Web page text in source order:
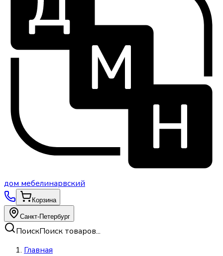
дом мебелинарвский
Корзина
Санкт-Петербург
ПоискПоиск товаров...
Главная